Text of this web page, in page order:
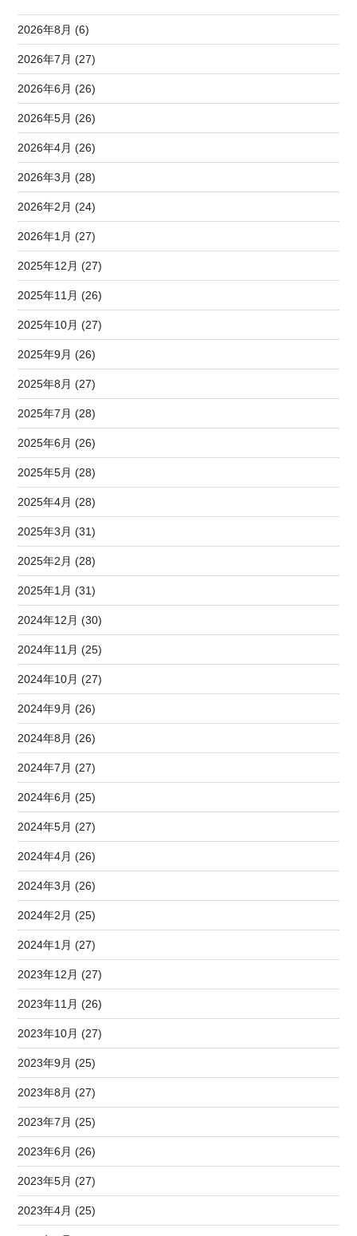
2026年8月 (6)
2026年7月 (27)
2026年6月 (26)
2026年5月 (26)
2026年4月 (26)
2026年3月 (28)
2026年2月 (24)
2026年1月 (27)
2025年12月 (27)
2025年11月 (26)
2025年10月 (27)
2025年9月 (26)
2025年8月 (27)
2025年7月 (28)
2025年6月 (26)
2025年5月 (28)
2025年4月 (28)
2025年3月 (31)
2025年2月 (28)
2025年1月 (31)
2024年12月 (30)
2024年11月 (25)
2024年10月 (27)
2024年9月 (26)
2024年8月 (26)
2024年7月 (27)
2024年6月 (25)
2024年5月 (27)
2024年4月 (26)
2024年3月 (26)
2024年2月 (25)
2024年1月 (27)
2023年12月 (27)
2023年11月 (26)
2023年10月 (27)
2023年9月 (25)
2023年8月 (27)
2023年7月 (25)
2023年6月 (26)
2023年5月 (27)
2023年4月 (25)